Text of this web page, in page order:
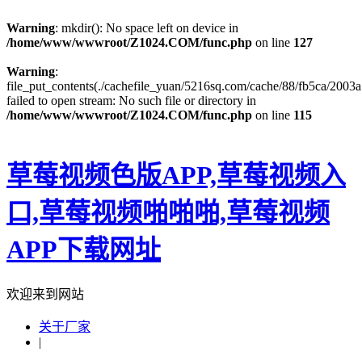
Warning: mkdir(): No space left on device in
/home/www/wwwroot/Z1024.COM/func.php on line 127
Warning:
file_put_contents(./cachefile_yuan/5216sq.com/cache/88/fb5ca/
failed to open stream: No such file or directory in
/home/www/wwwroot/Z1024.COM/func.php on line 115
草莓视频色版APP,草莓视频入
口,草莓视频啪啪啪,草莓视频
APP下载网址
欢迎来到网站
关于厂家
|